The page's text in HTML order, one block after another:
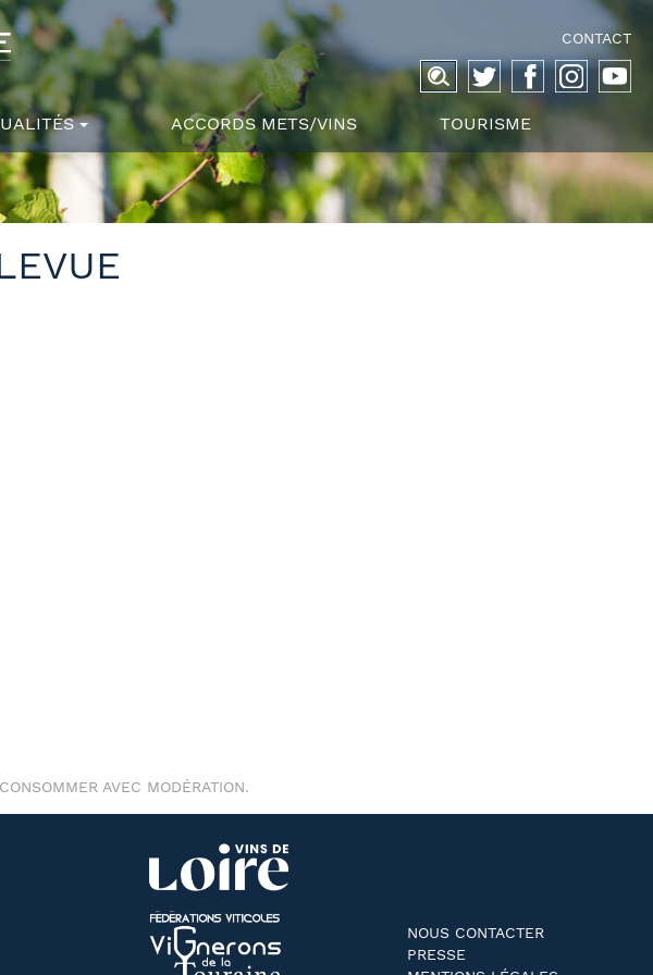
CONTACT
Recherche
pour :
ACCORDS METS/VINS TOURISME
AVEC MODÉRATION.
NOUS CONTACTER
PRESSE